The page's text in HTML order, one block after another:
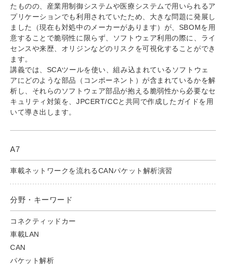
たものの、産業用制御システムや医療システムで用いられるア
プリケーションでも利用されていたため、大きな問題に発展し
ました（現在も対処中のメーカーがあります）が、SBOMを用
意することで脆弱性に限らず、ソフトウェア利用の際に、ライ
センスや来歴、オリジンなどのリスクを可視化することができ
ます。
講義では、SCAツールを使い、組み込まれているソフトウェ
アにどのような部品（コンポーネント）が含まれているかを解
析し、それらのソフトウェア部品が抱える脆弱性から必要なセ
キュリティ対策を、JPCERT/CCと共同で作成したガイドを用
いて導き出します。
A7
車載ネットワークを流れるCANパケット解析演習
分野・キーワード
コネクティッドカー
車載LAN
CAN
パケット解析